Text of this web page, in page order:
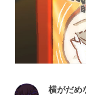
横がだめ